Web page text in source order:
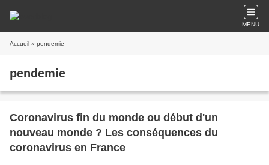
MENU
Accueil » pendemie
pendemie
Coronavirus fin du monde ou début d'un
nouveau monde ? Les conséquences du
coronavirus en France